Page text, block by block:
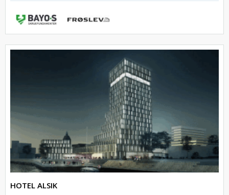
HOTEL ALSIK